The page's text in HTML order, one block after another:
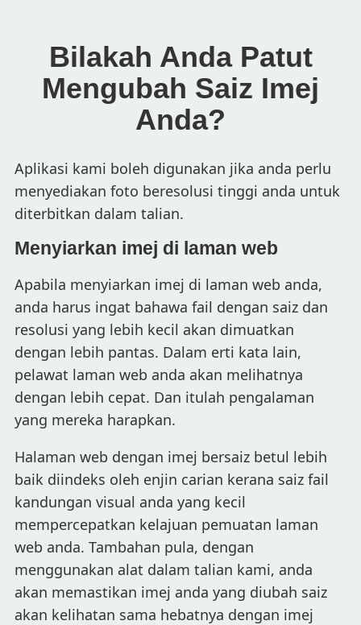
Bilakah Anda Patut
Mengubah Saiz Imej
Anda?
Aplikasi kami boleh digunakan jika anda perlu
menyediakan foto beresolusi tinggi anda untuk
diterbitkan dalam talian.
Menyiarkan imej di laman web
Apabila menyiarkan imej di laman web anda,
anda harus ingat bahawa fail dengan saiz dan
resolusi yang lebih kecil akan dimuatkan
dengan lebih pantas. Dalam erti kata lain,
pelawat laman web anda akan melihatnya
dengan lebih cepat. Dan itulah pengalaman
yang mereka harapkan.
Halaman web dengan imej bersaiz betul lebih
baik diindeks oleh enjin carian kerana saiz fail
kandungan visual anda yang kecil
mempercepatkan kelajuan pemuatan laman
web anda. Tambahan pula, dengan
menggunakan alat dalam talian kami, anda
akan memastikan imej anda yang diubah saiz
akan kelihatan sama hebatnya dengan imej